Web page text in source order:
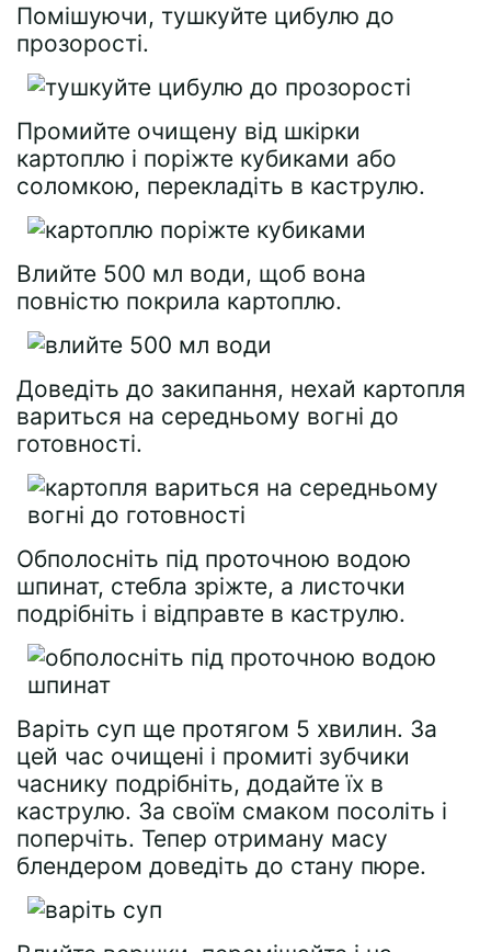
Помішуючи, тушкуйте цибулю до
прозорості.
Промийте очищену від шкірки
картоплю і поріжте кубиками або
соломкою, перекладіть в каструлю.
Влийте 500 мл води, щоб вона
повністю покрила картоплю.
Доведіть до закипання, нехай картопля
вариться на середньому вогні до
готовності.
Обполосніть під проточною водою
шпинат, стебла зріжте, а листочки
подрібніть і відправте в каструлю.
Варіть суп ще протягом 5 хвилин. За
цей час очищені і промиті зубчики
часнику подрібніть, додайте їх в
каструлю. За своїм смаком посоліть і
поперчіть. Тепер отриману масу
блендером доведіть до стану пюре.